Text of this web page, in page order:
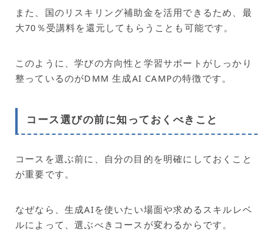
また、国のリスキリング補助金を活用できるため、最
大70％受講料を還元してもらうことも可能です。
このように、学びの方向性と学習サポートがしっかり
整っているのがDMM 生成AI CAMPの特徴です。
コース選びの前に知っておくべきこと
コースを選ぶ前に、自分の目的を明確にしておくこと
が重要です。
なぜなら、生成AIを使いたい場面や求めるスキルレベ
ルによって、選ぶべきコースが変わるからです。